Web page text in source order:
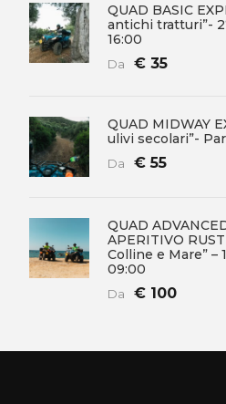
QUAD BASIC
antichi tratturi”-
16:00
Da € 35
QUAD MIDWAY
ulivi secolari”-
Da € 55
QUAD
APERITIVO
Colline e Mare” –
09:00
Da € 100